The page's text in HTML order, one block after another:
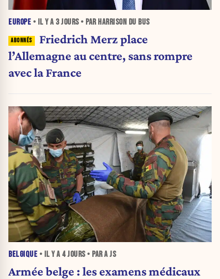
EUROPE • IL Y A 3 JOURS• PAR HARRISON DU BUS
Friedrich Merz place
l’Allemagne au centre, sans rompre
avec la France
BELGIQUE • IL Y A 4 JOURS• PAR A JS
Armée belge : les examens médicaux